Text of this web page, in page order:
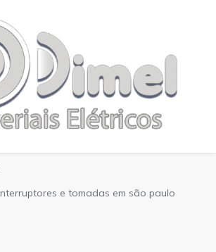
e tomadas em são paulo